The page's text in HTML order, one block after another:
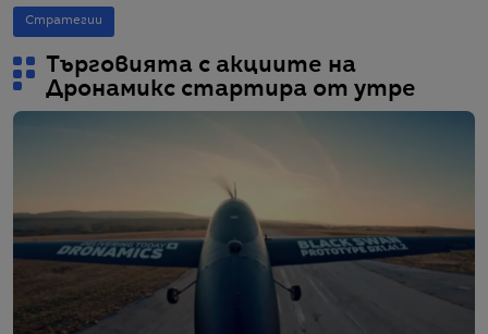
Стратегии
Търговията с акциите на
Дронамикс стартира от утре